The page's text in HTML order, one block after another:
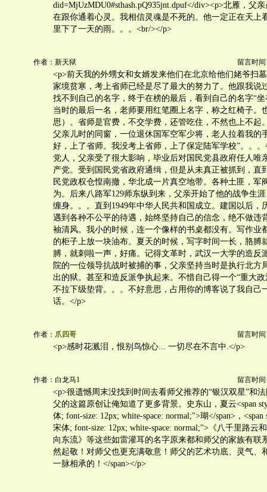
did=MjUzMDU0#sthash.pQ935jnt.dpuf</div><p>北雁，父
在跟你通着心灵。我相信灵魂是不死的。他一定正在天上
里下了一天的雨。。。<br/></p>
作者：新天狱 留言时间
<p>前天我的外甥女和女婿发来他们在北京给他们姥爷扫
家境贫寒，考上省师已经是尽了最大的努力了。他跟我说
找不到自己的名字，终于在榜的最后，看到自己的名字“
当时的最后一名，老师要用红笔圈上名字，称之红椅子。
思）。省师是官费，不交学费，还管吃住，不然也上不起
父亲儿时的同窗，一位退休国军空军少将，老人拉着我的
好，上了省师。我没考上省师，上了保定陆军学校”。。
党人，父亲受了很大影响，毕业后对国民党县政府任人唯
产党。受到国民党省政府通缉，但是从未真正被抓到，直
民党政权仓惶南撤，华北成一片真空地带。各种土匪，军
为。后来八路军129师东纵到来，父亲开始了他的战争生
缠身。。。直到1949年中华人民共和国成立。建国以后，
遇到各种不公平的待遇，始终坚持自己的信念，绝不做违
袖清风。我小的时候，连一个像样的书桌都没有。写作业
的柜子上放一块油布。夏天的时候，写字时间一长，胳膊
膊，就刺啦一声，好痛。记得文革时，武汉一大学的造反
院的一位领导抗战时被捕的事，父亲坚持当时是执行北方
出的狱。甚至和造反派争执起来。不惜自己得一个“重大
不拉下级垫背。。。不好意思，占用你的博客说了我自己
话。</p>
作者： 爪四哥 留言时间
<p>感时花溅泪，恨别鸟惊心... 一切尽在不言中.</p>
作者：白龙马1 留言时间
<p>很遗憾周末没找到时间去看师父推荐的“银汉双星”和
父的这篇原创让俺知道了更多背景。史东山，夏云<span
体; font-size: 12px; white-space: normal;">瑚</span>，
宋体; font-size: 12px; white-space: normal;">《八千里路云
向东流》等这些如雷灌耳的名字原来都和师父的家族有联
然起敬！对师父也更充满敬意！师父的艺术功底、灵气、
一脉相承的！</span></p>